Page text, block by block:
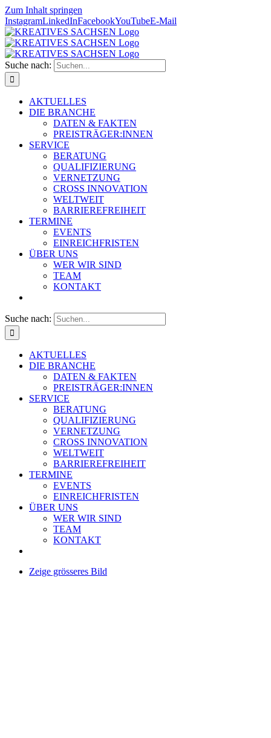
Zum Inhalt springen
InstagramLinkedInFacebookYouTubeE-Mail
Suche nach:
AKTUELLES
DIE BRANCHE
DATEN & FAKTEN
PREISTRÄGER:INNEN
SERVICE
BERATUNG
QUALIFIZIERUNG
VERNETZUNG
CROSS INNOVATION
WELTWEIT
BARRIEREFREIHEIT
TERMINE
EVENTS
EINREICHFRISTEN
ÜBER UNS
WER WIR SIND
TEAM
KONTAKT
Suche nach:
AKTUELLES
DIE BRANCHE
DATEN & FAKTEN
PREISTRÄGER:INNEN
SERVICE
BERATUNG
QUALIFIZIERUNG
VERNETZUNG
CROSS INNOVATION
WELTWEIT
BARRIEREFREIHEIT
TERMINE
EVENTS
EINREICHFRISTEN
ÜBER UNS
WER WIR SIND
TEAM
KONTAKT
Zeige grösseres Bild